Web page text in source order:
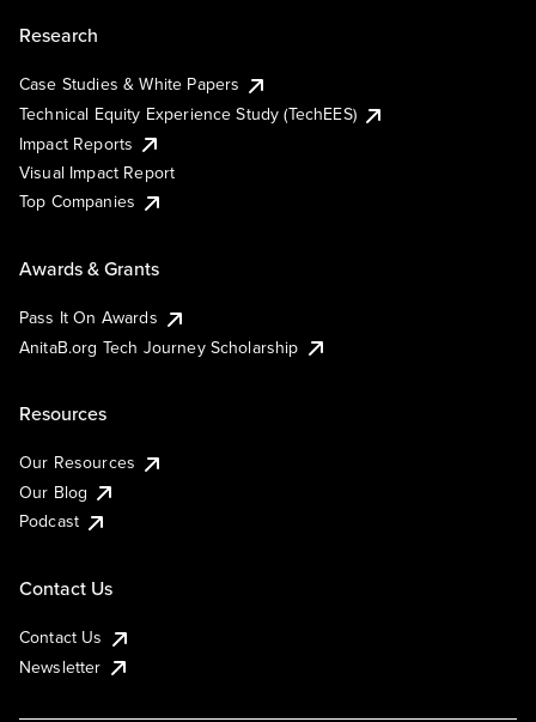
Research
Case Studies & White Papers
Technical Equity Experience Study (TechEES)
Impact Reports
Visual Impact Report
Top Companies
Awards & Grants
Pass It On Awards
AnitaB.org Tech Journey Scholarship
Resources
Our Resources
Our Blog
Podcast
Contact Us
Contact Us
Newsletter